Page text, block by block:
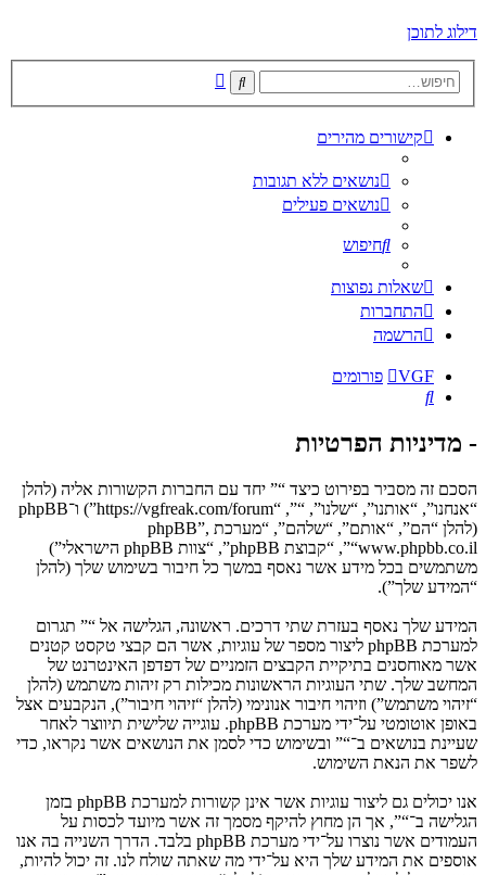
דילוג לתוכן
חיפוש
קישורים מהירים
נושאים ללא תגובות
נושאים פעילים
חיפוש
שאלות נפוצות
התחברות
הרשמה
VGF
פורומים
חיפוש
- מדיניות הפרטיות
הסכם זה מסביר בפירוט כיצד “” יחד עם החברות הקשורות אליה (להלן
“אנחנו”, “אותנו”, “שלנו”, “”, “https://vgfreak.com/forum”) ו־phpBB
(להלן “הם”, “אותם”, “שלהם”, “מערכת phpBB”,
“www.phpbb.co.il”, “קבוצת phpBB”, “צוות phpBB הישראלי”)
משתמשים בכל מידע אשר נאסף במשך כל חיבור בשימוש שלך (להלן
“המידע שלך”).
המידע שלך נאסף בעזרת שתי דרכים. ראשונה, הגלישה אל “” תגרום
למערכת phpBB ליצור מספר של עוגיות, אשר הם קבצי טקסט קטנים
אשר מאוחסנים בתיקיית הקבצים הזמניים של דפדפן האינטרנט של
המחשב שלך. שתי העוגיות הראשונות מכילות רק זיהות משתמש (להלן
“זיהוי משתמש”) וזיהוי חיבור אנונימי (להלן “זיהוי חיבור”), הנקבעים אצל
באופן אוטומטי על־ידי מערכת phpBB. עוגייה שלישית תיווצר לאחר
שעיינת בנושאים ב־“” ובשימוש כדי לסמן את הנושאים אשר נקראו, כדי
לשפר את הנאת השימוש.
אנו יכולים גם ליצור עוגיות אשר אינן קשורות למערכת phpBB בזמן
הגלישה ב־“”, אך הן מחוץ להיקף מסמך זה אשר מיועד לכסות על
העמודים אשר נוצרו על־ידי מערכת phpBB בלבד. הדרך השנייה בה אנו
אוספים את המידע שלך היא על־ידי מה שאתה שולח לנו. זה יכול להיות,